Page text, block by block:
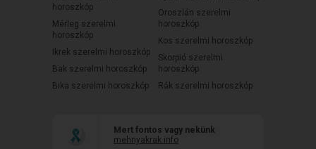
horoszkóp
Mérleg szerelmi
horoszkóp
Ikrek szerelmi horoszkóp
Bak szerelmi horoszkóp
Bika szerelmi horoszkóp
Oroszlán szerelmi
horoszkóp
Kos szerelmi horoszkóp
Skorpió szerelmi
horoszkóp
Rák szerelmi horoszkóp
Mert fontos vagy nekünk
mehnyakrak.info